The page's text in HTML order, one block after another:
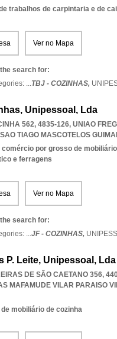
trabalhos de carpintaria e de
Ver no Mapa
search for:
...TBJ - COZINHAS,
Unipessoal, Lda
562, 4835-126, UNIAO
TIAGO MASCOTELOS
comércio por grosso de
e ferragens
Ver no Mapa
search for:
...JF - COZINHAS,
P. Leite, Unipessoal, Lda
DE SÃO CAETANO 356,
MAFAMUDE VILAR PARAISO
mobiliário de cozinha